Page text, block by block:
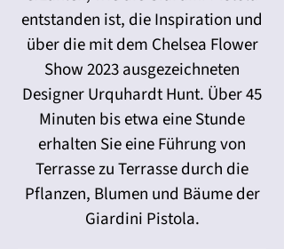
entstanden ist, die Inspiration und
über die mit dem Chelsea Flower
Show 2023 ausgezeichneten
Designer Urquhardt Hunt. Über 45
Minuten bis etwa eine Stunde
erhalten Sie eine Führung von
Terrasse zu Terrasse durch die
Pflanzen, Blumen und Bäume der
Giardini Pistola.